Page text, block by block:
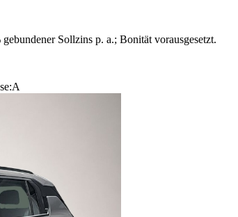
Sollzins p. a.; Bonität vorausgesetzt.
A